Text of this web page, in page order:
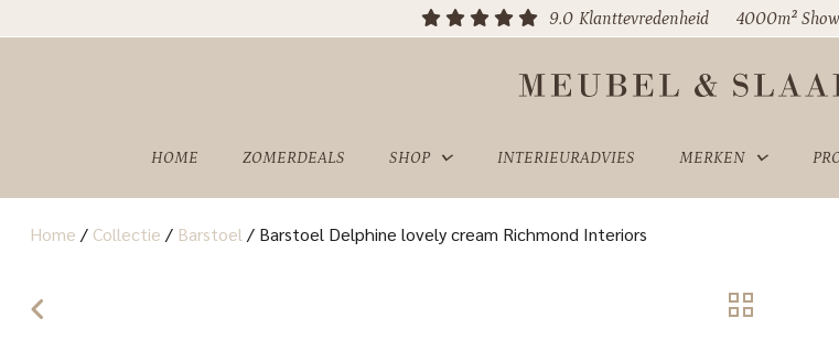
9.0 Klanttevredenheid 4000m²
HOME ZOMERDEALS SHOP INTERIEURADVIES MERKEN
Home / Collectie / Barstoel / Barstoel Delphine lovely cream Richmond Interiors